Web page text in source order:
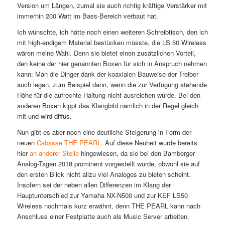
Version um Längen, zumal sie auch richtig kräftige Verstärker mit
immerhin 200 Watt im Bass-Bereich verbaut hat.
Ich wünschte, ich hätte noch einen weiteren Schreibtisch, den ich
mit high-endigem Material bestücken müsste, die LS 50 Wireless
wären meine Wahl. Denn sie bietet einen zusätzlichen Vorteil,
den keine der hier genannten Boxen für sich in Anspruch nehmen
kann: Man die Dinger dank der koaxialen Bauweise der Treiber
auch legen, zum Beispiel dann, wenn die zur Verfügung stehende
Höhe für die aufrechte Haltung nicht ausreichen würde. Bei den
anderen Boxen kippt das Klangbild nämlich in der Regel gleich
mit und wird diffus.
Nun gibt es aber noch eine deutliche Steigerung in Form der
neuen Cabasse THE PEARL. Auf diese Neuheit wurde bereits
hieran anderer Stellehingewiesen, da sie bei den Bamberger
Analog-Tagen 2018 prominent vorgestellt wurde, obwohl sie auf
den ersten Blick nicht allzu viel Analoges zu bieten scheint.
Insofern sei der neben allen Differenzen im Klang der
Hauptunterschied zur Yamaha NX-N500 und zur KEF LS50
Wireless nochmals kurz erwähnt, denn THE PEARL kann nach
Anschluss einer Festplatte auch als Music Server arbeiten.